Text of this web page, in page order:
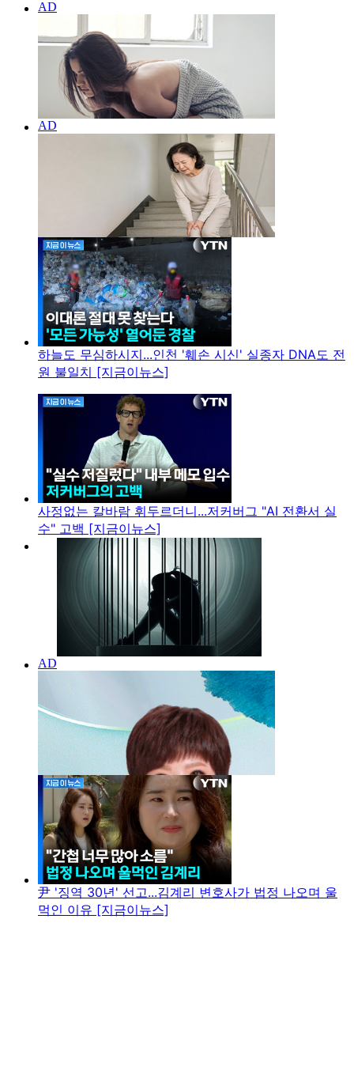
하늘도 무심하시지...인천 '훼손 시신' 실종자 DNA도 전
원 불일치 [지금이뉴스]
사정없는 칼바람 휘두르더니...저커버그 "AI 전환서 실
수" 고백 [지금이뉴스]
尹 '징역 30년' 선고...김계리 변호사가 법정 나오며 울
먹인 이유 [지금이뉴스]